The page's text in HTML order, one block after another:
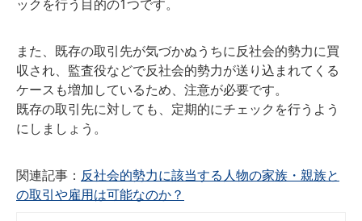
ックを行う目的の1つです。
また、既存の取引先が気づかぬうちに反社会的勢力に買
収され、監査役などで反社会的勢力が送り込まれてくる
ケースも増加しているため、注意が必要です。
既存の取引先に対しても、定期的にチェックを行うよう
にしましょう。
関連記事： 反社会的勢力に該当する人物の家族・親族と
の取引や雇用は可能なのか？